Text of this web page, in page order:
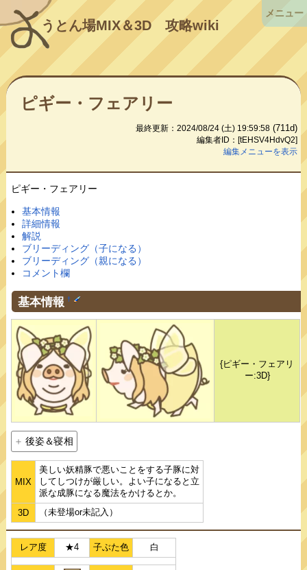
うとん場MIX＆3D攻略wiki
ピギー・フェアリー
最終更新：2024/08/24 (土) 19:59:58 (711d)
編集者ID：[tEHSV4HdvQ2]
編集メニューを表示
ピギー・フェアリー
基本情報
詳細情報
解説
ブリーディング（子になる）
ブリーディング（親になる）
コメント欄
基本情報 †
{ピギー・フェアリ
ー:3D}
後姿＆寝相
MIX
美しい妖精豚で悪いことをする子豚に対
してしつけが厳しい。よい子になると立
派な成豚になる魔法をかけるとか。
3D
（未登場or未記入）
レア度 ★4 子ぶた色 白
メニュー